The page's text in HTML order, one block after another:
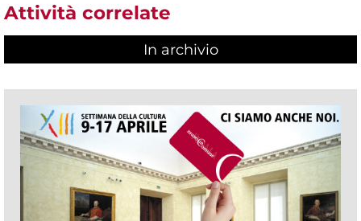
Attività correlate
In archivio